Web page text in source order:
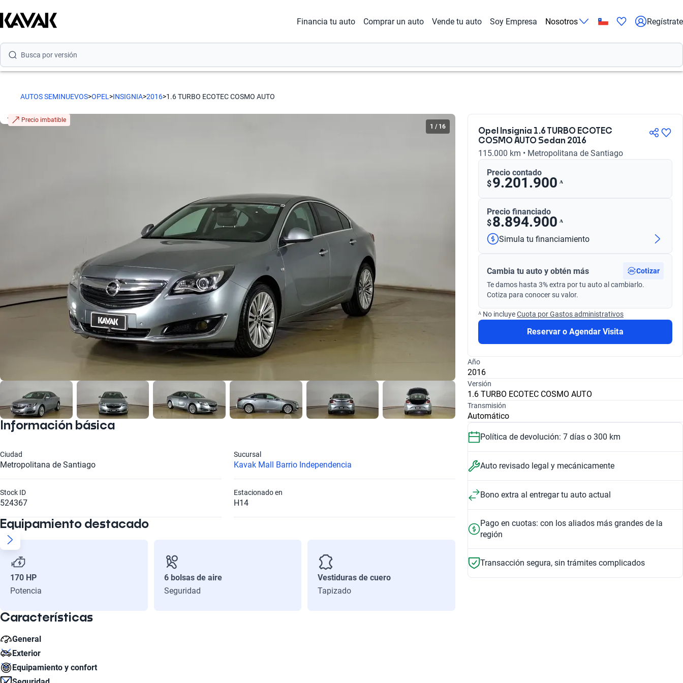
Financia tu auto Comprar un auto Vende tu auto Soy Empresa Nosotros Regístrate
Busca por versión
Busca por marca
Busca por modelo
AUTOS SEMINUEVOS>OPEL >INSIGNIA>2016>1.6 TURBO ECOTEC COSMO AUTO
Opel Insignia 1.6 TURBO ECOTEC
COSMO AUTO Sedan 2016
115.000 km • Metropolitana de Santiago
Precio contado
$9.201.900 ᴬ
Precio financiado
$8.894.900 ᴬ
Simula tu financiamiento
Cambia tu auto y obtén más
Cotizar
Te damos hasta 3% extra por tu auto al cambiarlo.
Cotiza para conocer su valor.
ᴬ No incluyeCuota por Gastos administrativos
Reservar o Agendar Visita
Año
2016
Versión
1.6 TURBO ECOTEC COSMO AUTO
Transmisión
Automático
Política de devolución: 7 días o 300 km
Auto revisado legal y mecánicamente
Bono extra al entregar tu auto actual
Pago en cuotas: con los aliados más grandes de la
región
Transacción segura, sin trámites complicados
1 / 16
Precio imbatible
Información básica
Metropolitana de Santiago
Ciudad
Kavak Mall Barrio Independencia
Sucursal
524367
Stock ID
H14
Estacionado en
Equipamiento destacado
170 HP
Potencia
6 bolsas de aire
Seguridad
Vestiduras de cuero
Tapizado
Sistema GPS
Pantalla Táctil
Características
General
2110
Exterior
Número de Puertas
Equipamiento y confort